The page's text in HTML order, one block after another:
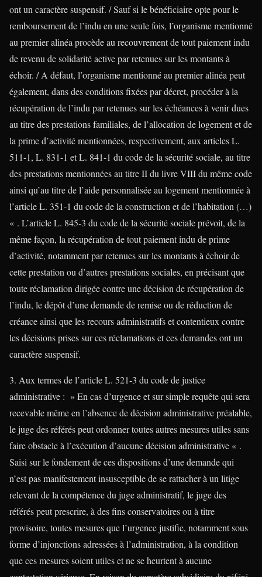
ont un caractère suspensif. / Sauf si le bénéficiaire opte pour le
remboursement de l’indu en une seule fois, l’organisme mentionné
au premier alinéa procède au recouvrement de tout paiement indu
de revenu de solidarité active par retenues sur les montants à
échoir. / A défaut, l’organisme mentionné au premier alinéa peut
également, dans des conditions fixées par décret, procéder à la
récupération de l’indu par retenues sur les échéances à venir dues
au titre des prestations familiales, de l’allocation de logement et de
la prime d’activité mentionnées, respectivement, aux articles L.
511-1, L. 831-1 et L. 841-1 du code de la sécurité sociale, au titre
des prestations mentionnées au titre II du livre VIII du même code
ainsi qu’au titre de l’aide personnalisée au logement mentionnée à
l’article L. 351-1 du code de la construction et de l’habitation (…)
« . L’article L. 845-3 du code de la sécurité sociale prévoit, de la
même façon, la récupération de tout paiement indu de prime
d’activité, notamment par retenues sur les montants à échoir de
cette prestation ou d’autres prestations sociales, en précisant que
toute réclamation dirigée contre une décision de récupération de
l’indu, le dépôt d’une demande de remise ou de réduction de
créance ainsi que les recours administratifs et contentieux contre
les décisions prises sur ces réclamations et ces demandes ont un
caractère suspensif.
3. Aux termes de l’article L. 521-3 du code de justice
administrative : » En cas d’urgence et sur simple requête qui sera
recevable même en l’absence de décision administrative préalable,
le juge des référés peut ordonner toutes autres mesures utiles sans
faire obstacle à l’exécution d’aucune décision administrative « .
Saisi sur le fondement de ces dispositions d’une demande qui
n’est pas manifestement insusceptible de se rattacher à un litige
relevant de la compétence du juge administratif, le juge des
référés peut prescrire, à des fins conservatoires ou à titre
provisoire, toutes mesures que l’urgence justifie, notamment sous
forme d’injonctions adressées à l’administration, à la condition
que ces mesures soient utiles et ne se heurtent à aucune